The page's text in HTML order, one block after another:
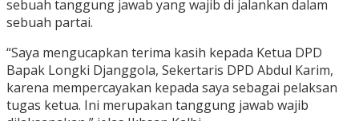
sebuah tanggung jawab yang wajib di jalankan dalam
sebuah partai.
“Saya mengucapkan terima kasih kepada Ketua DPD
Bapak Longki Djanggola, Sekertaris DPD Abdul Karim,
karena mempercayakan kepada saya sebagai pelaksan
tugas ketua. Ini merupakan tanggung jawab wajib